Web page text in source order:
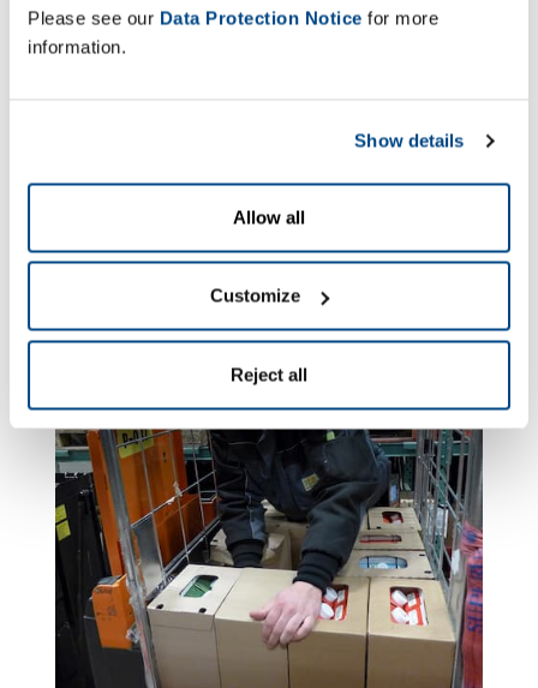
Please see our Data Protection Notice for more
information.
Show details
Allow all
Customize
Reject all
empezamos a seleccionar los nuevos dispositivos.
sistema WMS